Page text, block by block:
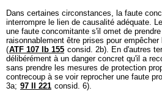
Dans certaines circonstances, la faute
interrompre le lien de causalité adéquate.
une faute concomitante s'il omet de
raisonnablement être prises pour
(ATF 107 Ib 155 consid. 2b). En d'autres
délibérément à un danger concret qu'il a
sans prendre les mesures de protection
contrecoup à se voir reprocher une faute
3a; 97 II 221 consid. 6).